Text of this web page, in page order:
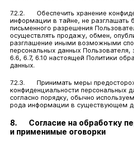
7.2.2. Обеспечить хранение
информации в тайне, не разглашать
письменного разрешения
осуществлять продажу, обмен,
разглашение иными возможными
персональных данных Пользователя,
6.6, 6.7, 6.10 настоящей Политики
данных.
7.2.3. Принимать меры
конфиденциальности персональных
согласно порядку, обычно
рода информации в существующем
8. Согласие на обработку
и применимые оговорки